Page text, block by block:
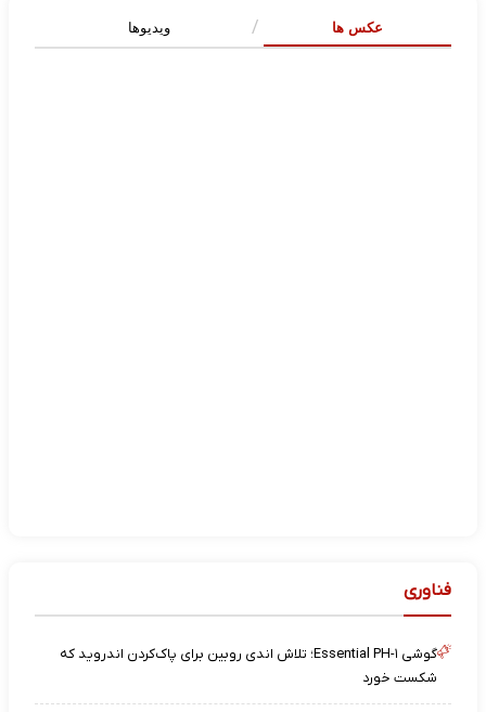
عکس ها ویدیوها
فناوری
گوشی Essential PH-۱؛ تلاش اندی روبین برای پاک‌کردن اندروید که
شکست خورد